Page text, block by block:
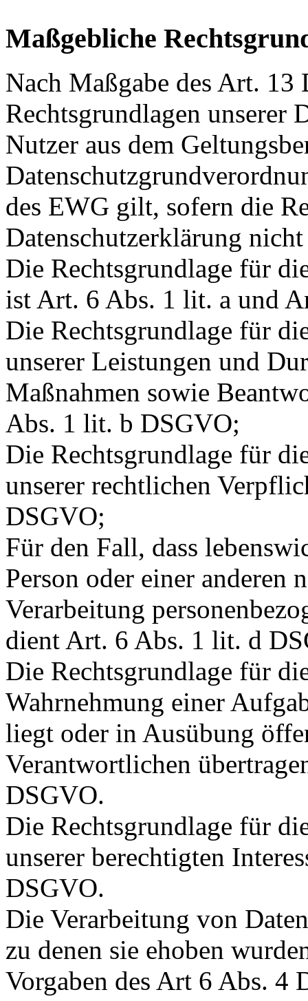
Maßgebliche
Nach Maßgabe des Art.
Rechtsgrundlagen unserer
Nutzer aus dem
des EWG gilt, sofern die
Datenschutzerklärung
Die Rechtsgrundlage für
ist Art. 6 Abs. 1 lit. a und
Die Rechtsgrundlage für
unserer Leistungen und
Maßnahmen sowie
Abs. 1 lit. b DSGVO;
Die Rechtsgrundlage für
unserer rechtlichen
DSGVO;
Für den Fall, dass
Person oder einer anderen
Verarbeitung
dient Art. 6 Abs. 1 lit. d
Die Rechtsgrundlage für
Wahrnehmung einer
liegt oder in Ausübung
Verantwortlichen
DSGVO.
Die Rechtsgrundlage für
unserer berechtigten
DSGVO.
Die Verarbeitung von
zu denen sie ehoben
Vorgaben des Art 6 Abs. 4